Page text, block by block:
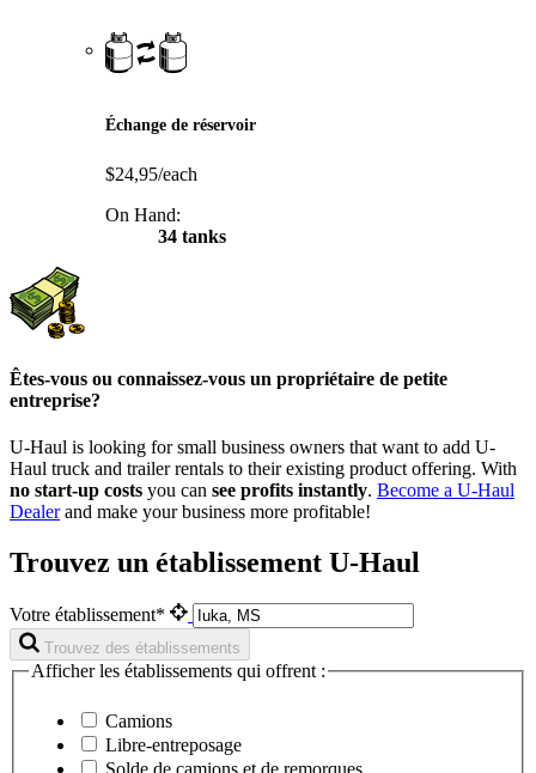
Échange de réservoir
$24,95/each
On Hand:
34 tanks
Êtes-vous ou connaissez-vous un propriétaire de petite
entreprise?
U-Haul is looking for small business owners that want to add U-
Haul truck and trailer rentals to their existing product offering. With
no start-up costs you can see profits instantly. Become a U-Haul
Dealerand make your business more profitable!
Trouvez un établissement U-Haul
Votre établissement*
Trouvez des établissements
Afficher les établissements qui offrent :
Camions
Libre-entreposage
Solde de camions et de remorques